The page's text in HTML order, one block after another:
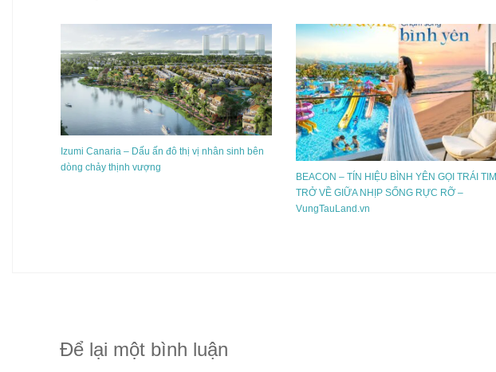
Izumi Canaria – Dấu ấn đô thị vị nhân sinh bên
dòng chảy thịnh vượng
BEACON – TÍN HIỆU BÌNH YÊN GỌI TRÁI TIM
TRỞ VỀ GIỮA NHỊP SỐNG RỰC RỠ –
VungTauLand.vn
Để lại một bình luận